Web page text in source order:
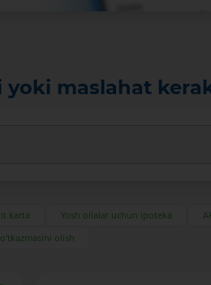
yoki maslahat
karta Yosh oilalar uchun ipoteka
olish